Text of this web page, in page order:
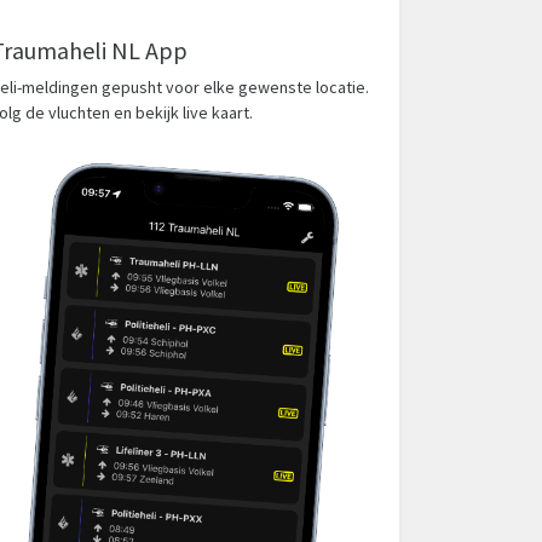
NL App
meldingen gepusht voor elke gewenste locatie.
de vluchten en bekijk live kaart.